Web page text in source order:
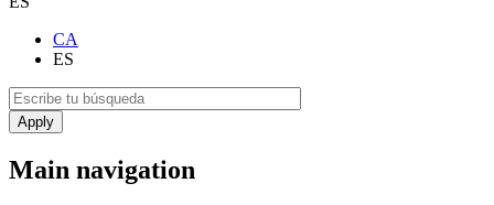
CA
ES
Main navigation